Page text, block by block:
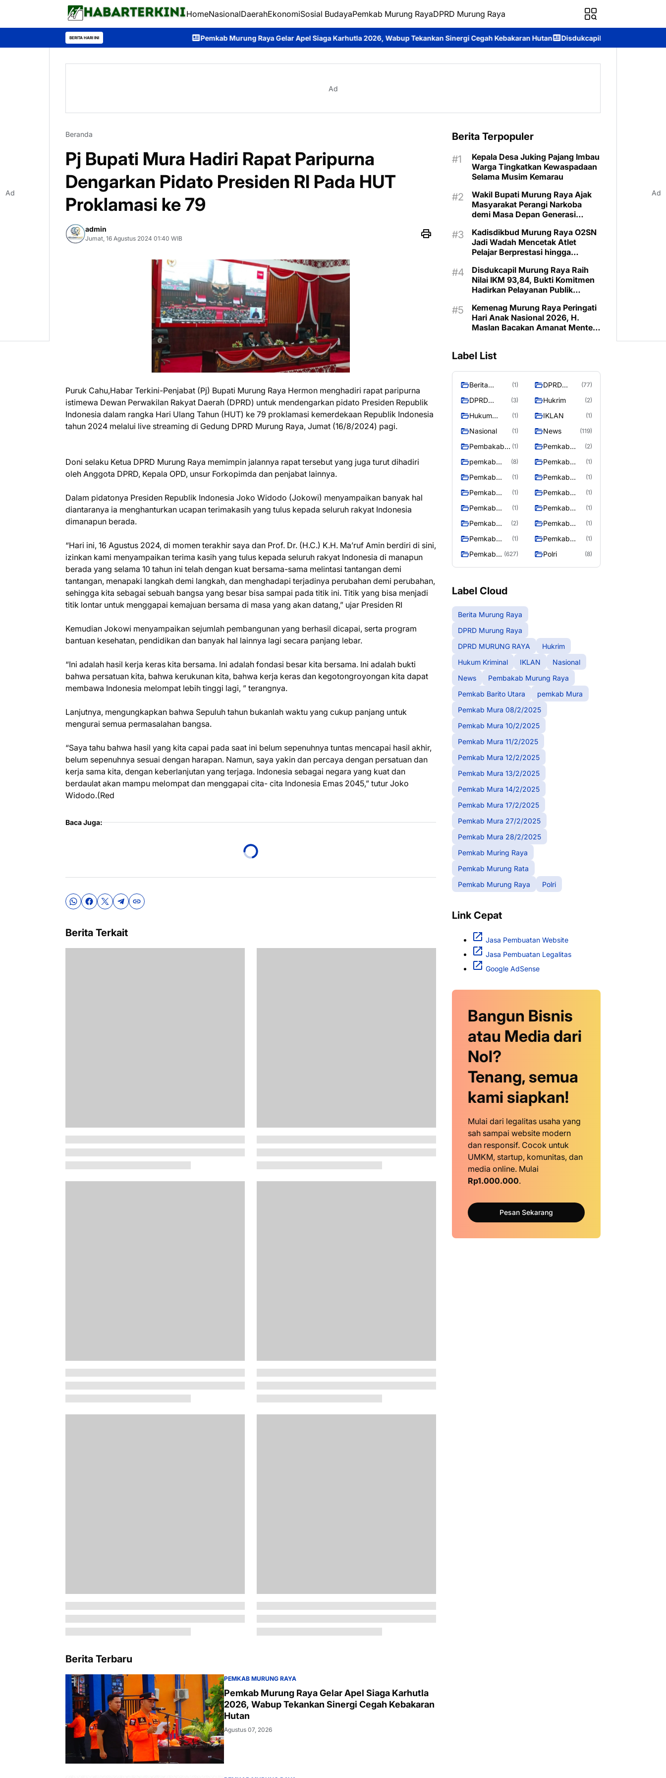
HomeNasionalDaerahEkonomiSosial BudayaPemkab Murung RayaDPRD Murung Raya
BERITA HARI INI Pemkab Murung Raya Gelar Apel Siaga Karhutla 2026, Wabup Tekankan Sinergi Cegah Kebakaran Hutan Disdukcapil Murung Raya Raih Nilai IKM 93,84,
Ad
Beranda
Pj Bupati Mura Hadiri Rapat Paripurna
Dengarkan Pidato Presiden RI Pada HUT
Proklamasi ke 79
admin
Jumat, 16 Agustus 2024 01:40 WIB
Puruk Cahu,Habar Terkini-Penjabat (Pj) Bupati Murung Raya Hermon menghadiri rapat paripurna
istimewa Dewan Perwakilan Rakyat Daerah (DPRD) untuk mendengarkan pidato Presiden Republik
Indonesia dalam rangka Hari Ulang Tahun (HUT) ke 79 proklamasi kemerdekaan Republik Indonesia
tahun 2024 melalui live streaming di Gedung DPRD Murung Raya, Jumat (16/8/2024) pagi.
Doni selaku Ketua DPRD Murung Raya memimpin jalannya rapat tersebut yang juga turut dihadiri
oleh Anggota DPRD, Kepala OPD, unsur Forkopimda dan penjabat lainnya.
Dalam pidatonya Presiden Republik Indonesia Joko Widodo (Jokowi) menyampaikan banyak hal
diantaranya ia menghanturkan ucapan terimakasih yang tulus kepada seluruh rakyat Indonesia
dimanapun berada.
“Hari ini, 16 Agustus 2024, di momen terakhir saya dan Prof. Dr. (H.C.) K.H. Ma’ruf Amin berdiri di sini,
izinkan kami menyampaikan terima kasih yang tulus kepada seluruh rakyat Indonesia di manapun
berada yang selama 10 tahun ini telah dengan kuat bersama-sama melintasi tantangan demi
tantangan, menapaki langkah demi langkah, dan menghadapi terjadinya perubahan demi perubahan,
sehingga kita sebagai sebuah bangsa yang besar bisa sampai pada titik ini. Titik yang bisa menjadi
titik lontar untuk menggapai kemajuan bersama di masa yang akan datang,” ujar Presiden RI
Kemudian Jokowi menyampaikan sejumlah pembangunan yang berhasil dicapai, serta program
bantuan kesehatan, pendidikan dan banyak hal lainnya lagi secara panjang lebar.
“Ini adalah hasil kerja keras kita bersama. Ini adalah fondasi besar kita bersama. Ini adalah bukti
bahwa persatuan kita, bahwa kerukunan kita, bahwa kerja keras dan kegotongroyongan kita dapat
membawa Indonesia melompat lebih tinggi lagi, ” terangnya.
Lanjutnya, mengungkapkan bahwa Sepuluh tahun bukanlah waktu yang cukup panjang untuk
mengurai semua permasalahan bangsa.
“Saya tahu bahwa hasil yang kita capai pada saat ini belum sepenuhnya tuntas mencapai hasil akhir,
belum sepenuhnya sesuai dengan harapan. Namun, saya yakin dan percaya dengan persatuan dan
kerja sama kita, dengan keberlanjutan yang terjaga. Indonesia sebagai negara yang kuat dan
berdaulat akan mampu melompat dan menggapai cita- cita Indonesia Emas 2045,” tutur Joko
Widodo.(Red
Baca Juga:
Berita Terkait
Berita Terbaru
PEMKAB MURUNG RAYA
Pemkab Murung Raya Gelar Apel Siaga Karhutla
2026, Wabup Tekankan Sinergi Cegah Kebakaran
Hutan
Agustus 07, 2026
Berita Terpopuler
Kepala Desa Juking Pajang Imbau
Warga Tingkatkan Kewaspadaan
Selama Musim Kemarau
Wakil Bupati Murung Raya Ajak
Masyarakat Perangi Narkoba
demi Masa Depan Generasi
Kadisdikbud Murung Raya O2SN
Jadi Wadah Mencetak Atlet
Pelajar Berprestasi hingga
Disdukcapil Murung Raya Raih
Nilai IKM 93,84, Bukti Komitmen
Hadirkan Pelayanan Publik
Kemenag Murung Raya Peringati
Hari Anak Nasional 2026, H.
Maslan Bacakan Amanat Menteri
Label List
Berita
Raya
(1)
DPRD
Raya
(77)
DPRD
RAYA
(3) Hukrim (2)
Hukum
(1) IKLAN (1)
Nasional (1) News (119)
Pembakab
Raya
(1)
Pemkab
(2)
pemkab
(8)
Pemkab
08/2/2025
(1)
Pemkab
10/2/2025
(1)
Pemkab
11/2/2025
(1)
Pemkab
12/2/2025
(1)
Pemkab
13/2/2025
(1)
Pemkab
14/2/2025
(1)
Pemkab
17/2/2025
(1)
Pemkab
27/2/2025
(2)
Pemkab
28/2/2025
(1)
Pemkab
Muring Raya
(1)
Pemkab
(1)
Pemkab
(627) Polri (8)
Label Cloud
Berita Murung Raya
DPRD Murung Raya
DPRD MURUNG RAYA
Hukrim
Hukum Kriminal
IKLAN
Nasional
News
Pembakab Murung Raya
Pemkab Barito Utara
pemkab Mura
Pemkab Mura 08/2/2025
Pemkab Mura 10/2/2025
Pemkab Mura 11/2/2025
Pemkab Mura 12/2/2025
Pemkab Mura 13/2/2025
Pemkab Mura 14/2/2025
Pemkab Mura 17/2/2025
Pemkab Mura 27/2/2025
Pemkab Mura 28/2/2025
Pemkab Muring Raya
Pemkab Murung Rata
Pemkab Murung Raya
Polri
Link Cepat
Jasa Pembuatan Website
Jasa Pembuatan Legalitas
Google AdSense
Bangun Bisnis
atau Media dari
Nol?
Tenang, semua
kami siapkan!
Mulai dari legalitas usaha yang
sah sampai website modern
dan responsif. Cocok untuk
UMKM, startup, komunitas, dan
media online. Mulai
Rp1.000.000.
Pesan Sekarang
Ad Ad